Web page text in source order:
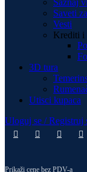
Saveti
Vesti
Krediti i
3D tura
Utisci kupaca
Uloguj se / Registruj
Prikaži cene bez PDV-a